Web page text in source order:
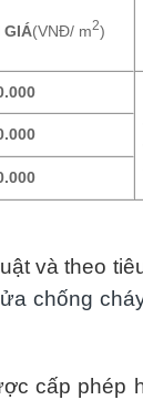
GIÁ(VNĐ/ m2)
và theo
chống
cấp phép